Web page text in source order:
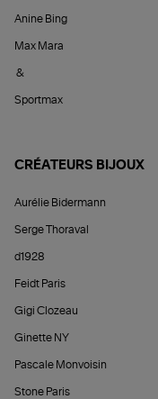
Anine Bing
Max Mara
&
Sportmax
CRÉATEURS BIJOUX
Aurélie Bidermann
Serge Thoraval
d1928
Feidt Paris
Gigi Clozeau
Ginette NY
Pascale Monvoisin
Stone Paris